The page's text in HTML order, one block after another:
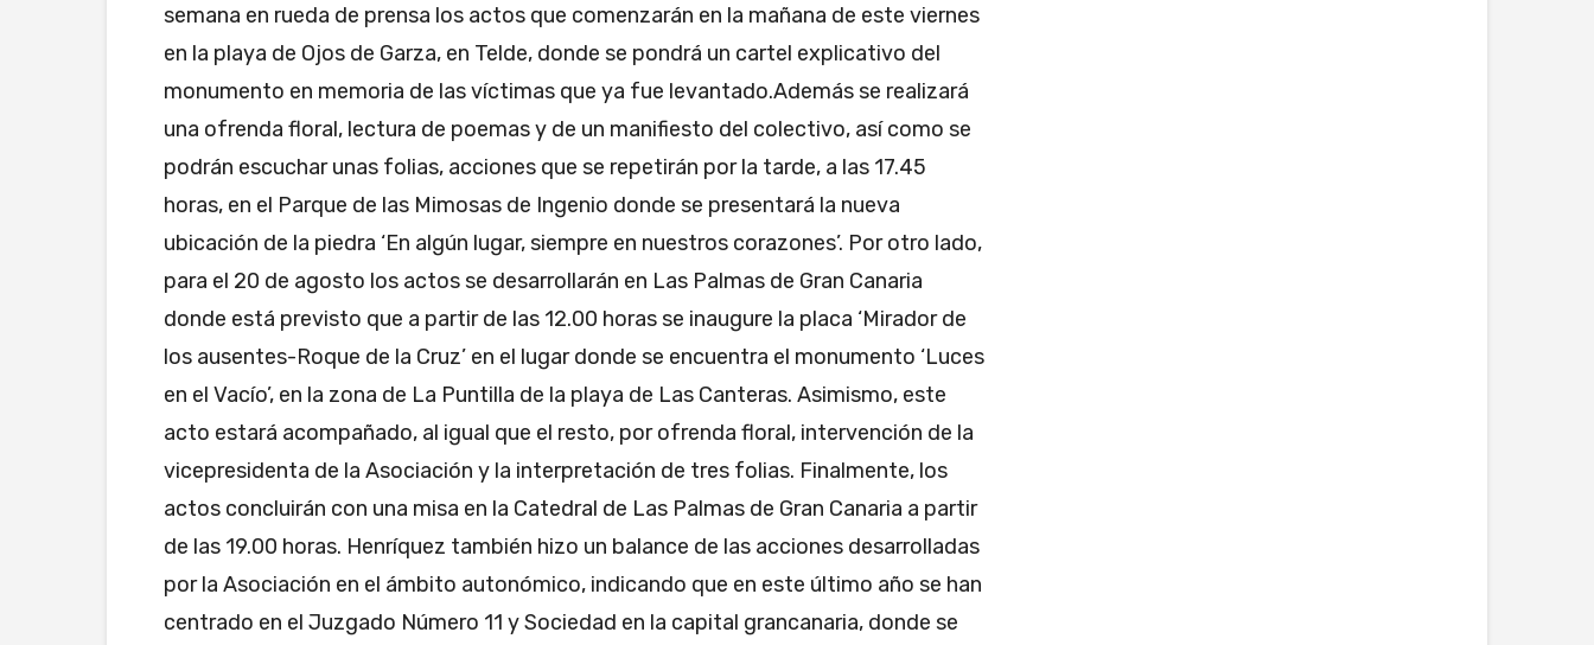
semana en rueda de prensa los actos que comenzarán en la mañana de este viernes
en la playa de Ojos de Garza, en Telde, donde se pondrá un cartel explicativo del
monumento en memoria de las víctimas que ya fue levantado.Además se realizará
una ofrenda floral, lectura de poemas y de un manifiesto del colectivo, así como se
podrán escuchar unas folias, acciones que se repetirán por la tarde, a las 17.45
horas, en el Parque de las Mimosas de Ingenio donde se presentará la nueva
ubicación de la piedra ‘En algún lugar, siempre en nuestros corazones’. Por otro lado,
para el 20 de agosto los actos se desarrollarán en Las Palmas de Gran Canaria
donde está previsto que a partir de las 12.00 horas se inaugure la placa ‘Mirador de
los ausentes-Roque de la Cruz’ en el lugar donde se encuentra el monumento ‘Luces
en el Vacío’, en la zona de La Puntilla de la playa de Las Canteras. Asimismo, este
acto estará acompañado, al igual que el resto, por ofrenda floral, intervención de la
vicepresidenta de la Asociación y la interpretación de tres folias. Finalmente, los
actos concluirán con una misa en la Catedral de Las Palmas de Gran Canaria a partir
de las 19.00 horas. Henríquez también hizo un balance de las acciones desarrolladas
por la Asociación en el ámbito autonómico, indicando que en este último año se han
centrado en el Juzgado Número 11 y Sociedad en la capital grancanaria, donde se